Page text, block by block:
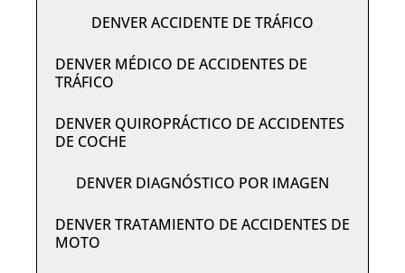
DENVER ACCIDENTE DE TRÁFICO
DENVER MÉDICO DE ACCIDENTES DE
TRÁFICO
DENVER QUIROPRÁCTICO DE ACCIDENTES
DE COCHE
DENVER DIAGNÓSTICO POR IMAGEN
DENVER TRATAMIENTO DE ACCIDENTES DE
MOTO